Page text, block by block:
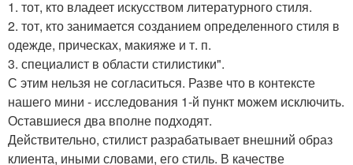
1. тот, кто владеет искусством литературного стиля.
2. тот, кто занимается созданием определенного стиля в
одежде, прическах, макияже и т. п.
3. специалист в области стилистики".
С этим нельзя не согласиться. Разве что в контексте
нашего мини - исследования 1-й пункт можем исключить.
Оставшиеся два вполне подходят.
Действительно, стилист разрабатывает внешний образ
клиента, иными словами, его стиль. В качестве